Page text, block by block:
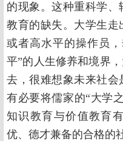
的现象。这种重科学
教育的缺失。大学生
或者高水平的操作员
平”的人生修养和境界
去，很难想象未来社会
有必要将儒家的“大学
知识教育与价值教育
优、德才兼备的合格的